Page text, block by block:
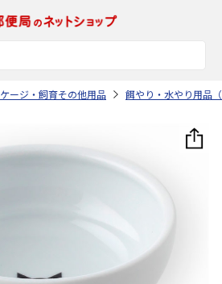
ケージ・飼育その他用品 餌やり・水やり用品